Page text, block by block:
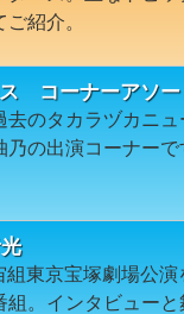
紹介。
コーナーアソー
去のタカラヅカニ
の出演コーナーで
東京宝塚劇場公
。インタビューと